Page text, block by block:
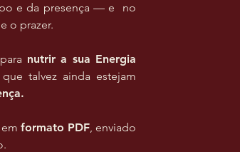
e da presença — e no
o prazer.
nutrir a sua Energia
talvez ainda estejam
formato PDF, enviado